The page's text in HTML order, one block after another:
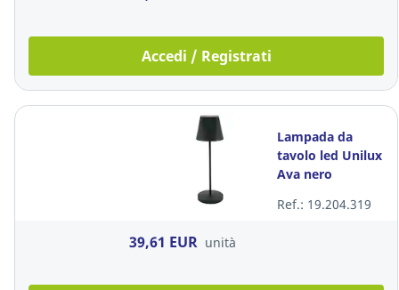
Accedi / Registrati
Lampada da
tavolo led Unilux
Ava nero
Ref.: 19.204.319
39,61 EUR unità